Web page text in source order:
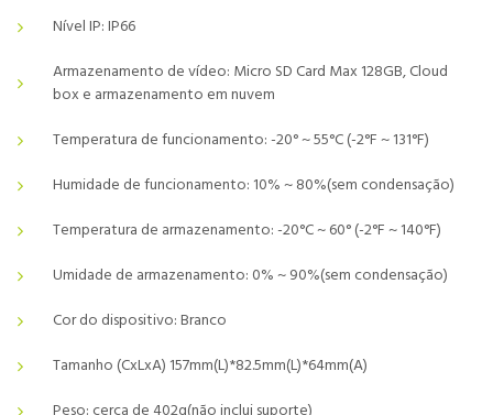
Nível IP: IP66
Armazenamento de vídeo: Micro SD Card Max 128GB, Cloud
box e armazenamento em nuvem
Temperatura de funcionamento: -20° ~ 55°C (-2°F ~ 131°F)
Humidade de funcionamento: 10% ~ 80%(sem condensação)
Temperatura de armazenamento: -20°C ~ 60° (-2°F ~ 140°F)
Umidade de armazenamento: 0% ~ 90%(sem condensação)
Cor do dispositivo: Branco
Tamanho (CxLxA) 157mm(L)*82.5mm(L)*64mm(A)